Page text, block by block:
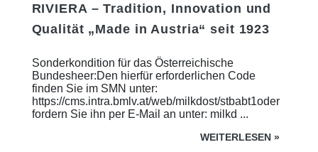
RIVIERA – Tradition, Innovation und
Qualität „Made in Austria“ seit 1923
Sonderkondition für das Österreichische
Bundesheer:Den hierfür erforderlichen Code
finden Sie im SMN unter:
https://cms.intra.bmlv.at/web/milkdost/stbabt1oder
fordern Sie ihn per E-Mail an unter: milkd ...
WEITERLESEN »